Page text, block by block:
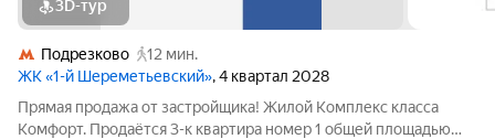
3D-тур
Подрезково
12 мин.
ЖК «1-й Шереметьевский», 4 квартал 2028
Прямая продажа от застройщика! Жилой Комплекс класса
Комфорт. Продаётся 3-к квартира номер 1 общей площадью